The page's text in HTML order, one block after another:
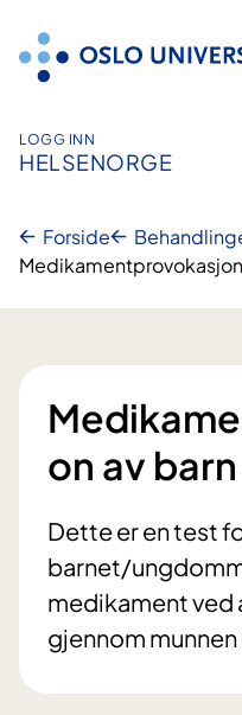
innhold
LOGG INN
HELSENORGE
Forside
on av
Dette er en test
barnet/
medikament ved
gjennom